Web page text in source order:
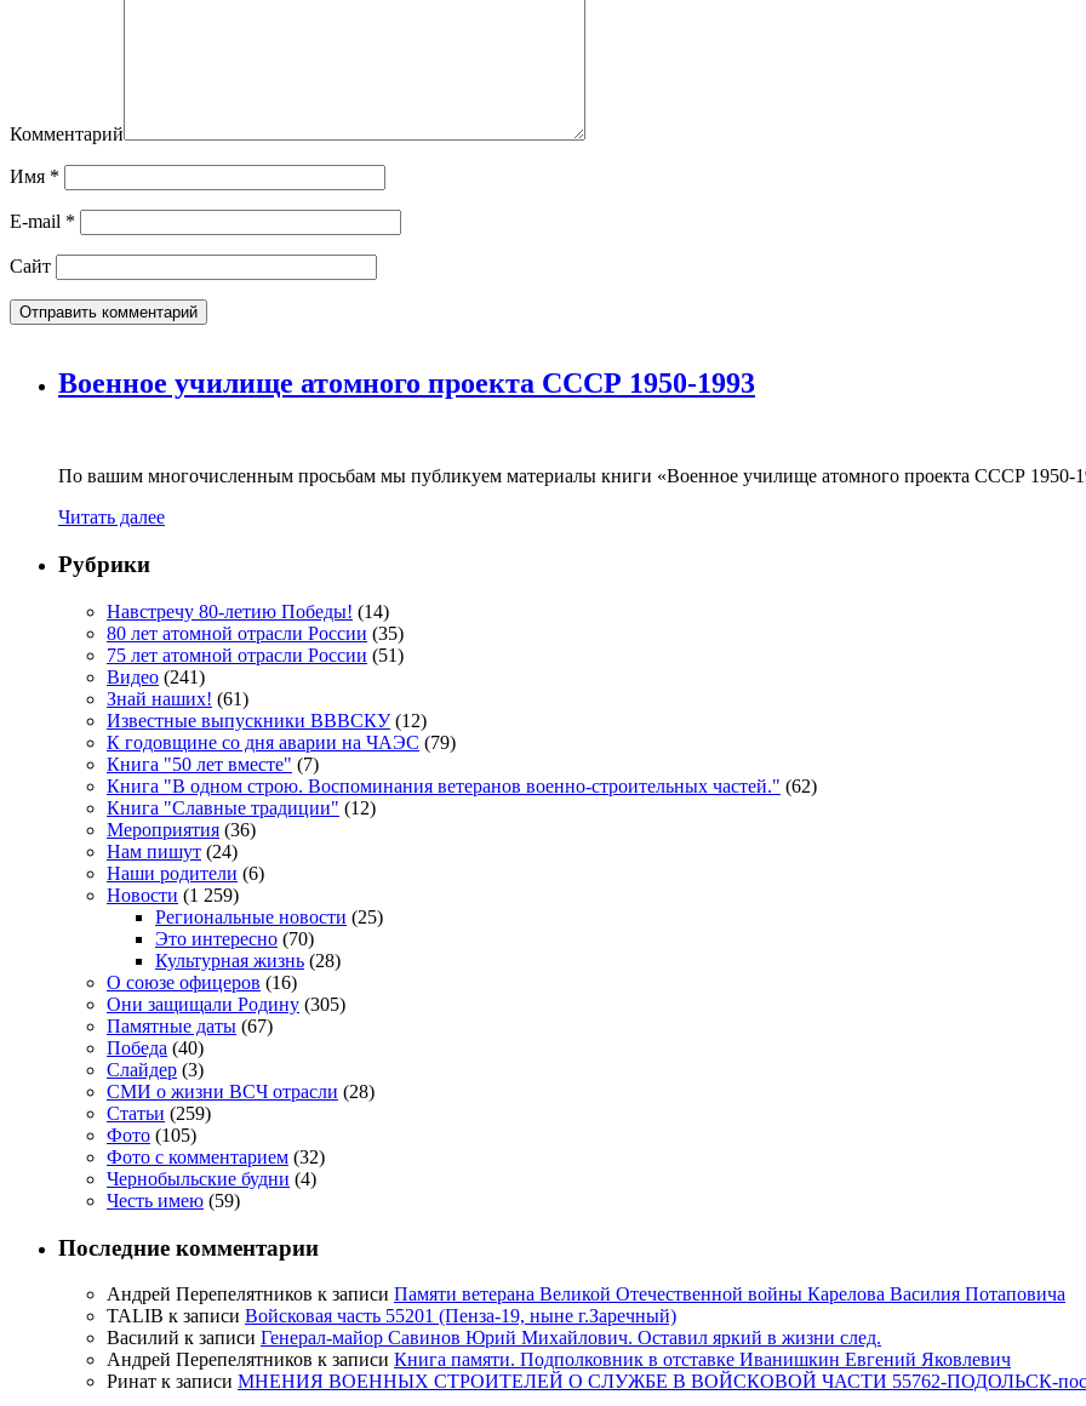
Комментарий
Имя *
E-mail *
Сайт
Военное училище атомного проекта СССР 1950-1993
По вашим многочисленным просьбам мы публикуем материалы книги «Военное училище атомного проекта СССР 1950-
Читать далее
Рубрики
Навстречу 80-летию Победы! (14)
80 лет атомной отрасли России (35)
75 лет атомной отрасли России (51)
Видео (241)
Знай наших! (61)
Известные выпускники ВВВСКУ(12)
К годовщине со дня аварии на ЧАЭС (79)
Книга "50 лет вместе" (7)
Книга "В одном строю. Воспоминания ветеранов военно-строительных частей." (62)
Книга "Славные традиции" (12)
Мероприятия (36)
Нам пишут (24)
Наши родители (6)
Новости (1 259)
Региональные новости (25)
Это интересно (70)
Культурная жизнь (28)
О союзе офицеров (16)
Они защищали Родину (305)
Памятные даты (67)
Победа (40)
Слайдер (3)
СМИ о жизни ВСЧ отрасли (28)
Статьи (259)
Фото (105)
Фото с комментарием (32)
Чернобыльские будни (4)
Честь имею (59)
Последние комментарии
Андрей Перепелятников к записи Памяти ветерана Великой Отечественной войны Карелова Василия Потаповича
TALIB к записи Войсковая часть 55201 (Пенза-19, ныне г.Заречный)
Василий к записи Генерал-майор Савинов Юрий Михайлович. Оставил яркий в жизни след.
Андрей Перепелятников к записи Книга памяти. Подполковник в отставке Иванишкин Евгений Яковлевич
Ринат к записи МНЕНИЯ ВОЕННЫХ СТРОИТЕЛЕЙ О СЛУЖБЕ В ВОЙСКОВОЙ ЧАСТИ 55762-ПОДОЛЬСК-